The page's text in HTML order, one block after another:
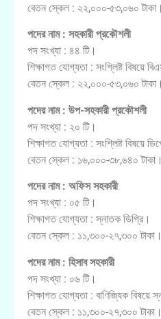
বেতন স্কেল : ২২,০০০-৫৩,০৬০ টাকা।
পদের নাম : সহকারী প্রকৌশলী
পদ সংখ্যা : ৪৪ টি।
শিক্ষাগত যোগ্যতা : সংশ্লিষ্ট বিষয়ে
বেতন স্কেল : ২২,০০০-৫৩,০৬০ টাকা।
পদের নাম : উপ-সহকারী প্রকৌশলী
পদ সংখ্যা : ২০ টি।
শিক্ষাগত যোগ্যতা : সংশ্লিষ্ট বিষয়ে
বেতন স্কেল : ১৬,০০০-৩৮,৬৪০ টাকা।
পদের নাম : অফিস সহকারী
পদ সংখ্যা : ০৫ টি।
শিক্ষাগত যোগ্যতা : স্নাতক ডিগ্রি।
বেতন স্কেল : ১১,৩০০-২৭,৩০০ টাকা।
পদের নাম : হিসাব সহকারী
পদ সংখ্যা : ০৬ টি।
শিক্ষাগত যোগ্যতা : বাণিজ্যিক বিষয়ে
বেতন স্কেল : ১১,৩০০-২৭,৩০০ টাকা।